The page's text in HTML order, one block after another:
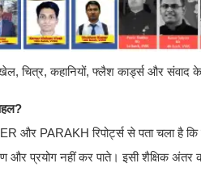
चित्र, कहानियों, फ्लैश कार्ड्स और संवाद
और PARAKH रिपोर्ट्स से पता चला है
और प्रयोग नहीं कर पाते। इसी शैक्षिक अंतर